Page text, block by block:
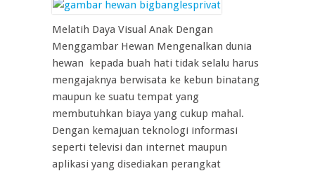
Melatih Daya Visual Anak Dengan
Menggambar Hewan Mengenalkan dunia
hewan kepada buah hati tidak selalu harus
mengajaknya berwisata ke kebun binatang
maupun ke suatu tempat yang
membutuhkan biaya yang cukup mahal.
Dengan kemajuan teknologi informasi
seperti televisi dan internet maupun
aplikasi yang disediakan perangkat